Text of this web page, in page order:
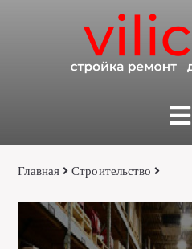
Главная Строительство